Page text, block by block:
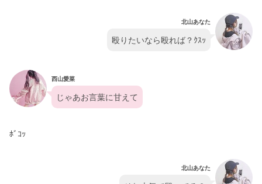
北山あなた
殴りたいなら殴れば？ｸｽｯ
西山愛菜
じゃあお言葉に甘えて
ﾎﾞｺｯ
北山あなた